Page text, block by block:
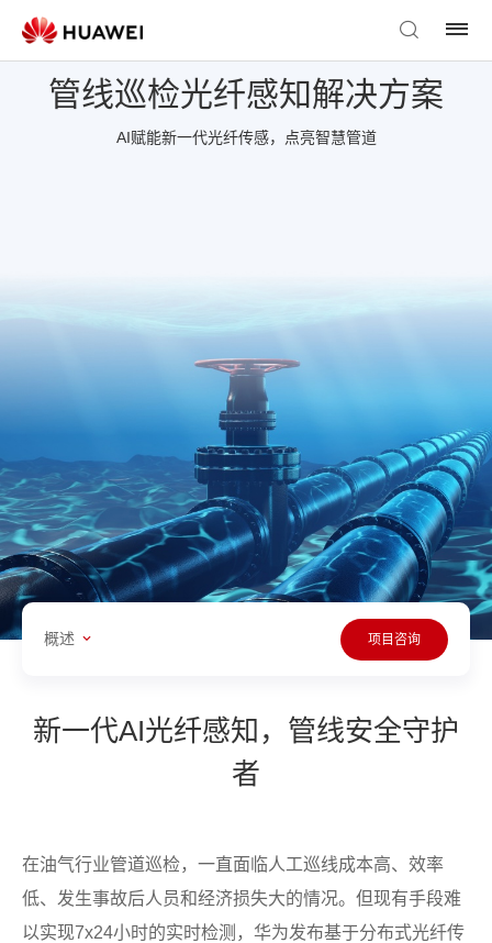
管线巡检光纤感知解决方案
AI赋能新一代光纤传感，点亮智慧管道
概述 项目咨询
新一代AI光纤感知，管线安全守护
者
在油气行业管道巡检，一直面临人工巡线成本高、效率
低、发生事故后人员和经济损失大的情况。但现有手段难
以实现7x24小时的实时检测，华为发布基于分布式光纤传